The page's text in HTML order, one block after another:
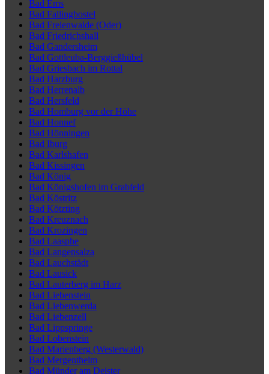
Bad Ems
Bad Fallingbostel
Bad Freienwalde (Oder)
Bad Friedrichshall
Bad Gandersheim
Bad Gottleuba-Berggießhübel
Bad Griesbach im Rottal
Bad Harzburg
Bad Herrenalb
Bad Hersfeld
Bad Homburg vor der Höhe
Bad Honnef
Bad Hönningen
Bad Iburg
Bad Karlshafen
Bad Kissingen
Bad König
Bad Königshofen im Grabfeld
Bad Köstritz
Bad Kötzting
Bad Kreuznach
Bad Krozingen
Bad Laasphe
Bad Langensalza
Bad Lauchstädt
Bad Lausick
Bad Lauterberg im Harz
Bad Liebenstein
Bad Liebenwerda
Bad Liebenzell
Bad Lippspringe
Bad Lobenstein
Bad Marienberg (Westerwald)
Bad Mergentheim
Bad Münder am Deister